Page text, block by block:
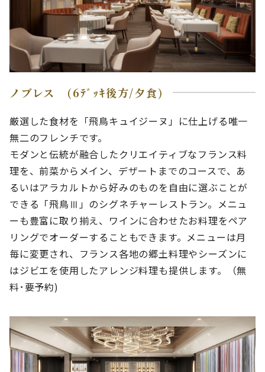
ノブレス (6ﾃﾞｯｷ後方/夕食)
厳選した食材を「飛鳥キュイジーヌ」に仕上げる唯一
無二のフレンチです。
モダンと伝統が融合したクリエイティブなフランス料
理を、前菜からメイン、デザートまでのコースで、あ
るいはアラカルトから好みのものを自由に選ぶことが
できる「飛鳥Ⅲ」のシグネチャーレストラン。メニュ
ーも豊富に取り揃え、ワインに合わせたお料理をペア
リングでオーダーすることもできます。メニューは月
毎に変更され、フランス各地の郷土料理やシーズンに
はジビエを使用したアレンジ料理も提供します。（無
料･要予約)